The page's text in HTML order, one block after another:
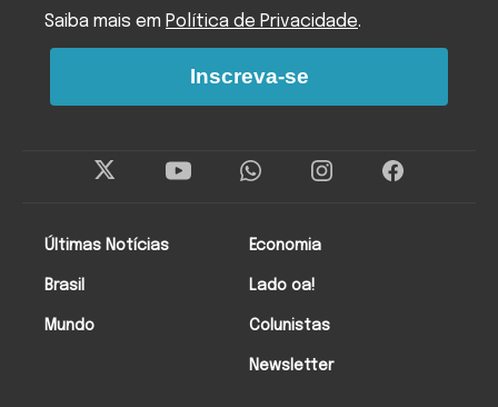
Últimas Notícias
Brasil
Mundo
Economia
Lado oa!
Colunistas
Newsletter
Saiba mais em Política de Privacidade.
Inscreva-se